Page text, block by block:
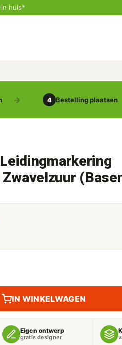
in huis*
4 Bestelling plaatsen
IN WINKELWAGEN
Eigen ontwerp
gratis designer